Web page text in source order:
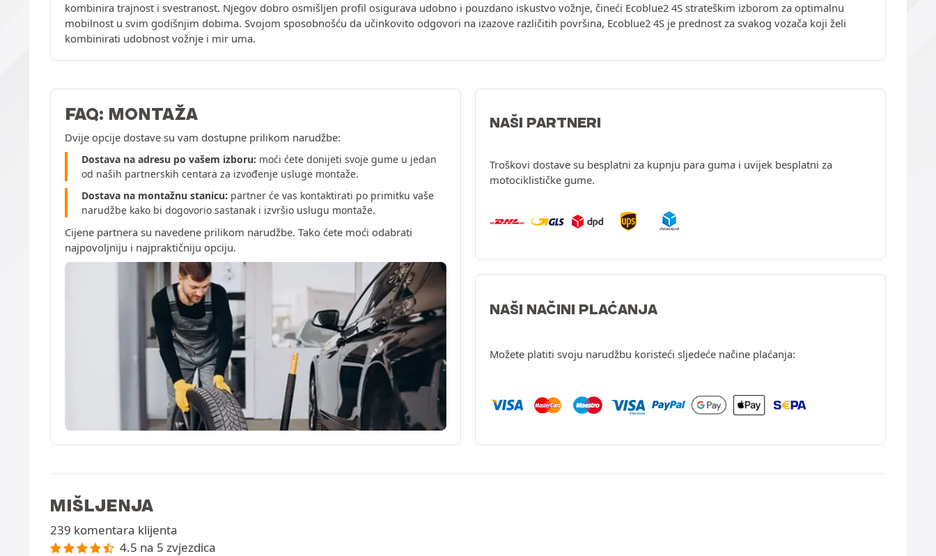
kombinira trajnost i svestranost. Njegov dobro osmišljen profil osigurava udobno i pouzdano iskustvo vožnje, čineći Ecoblue2 4S strateškim izborom za optimalnu
mobilnost u svim godišnjim dobima. Svojom sposobnošću da učinkovito odgovori na izazove različitih površina, Ecoblue2 4S je prednost za svakog vozača koji želi
kombinirati udobnost vožnje i mir uma.
FAQ: MONTAŽA
Dvije opcije dostave su vam dostupne prilikom narudžbe:
Dostava na adresu po vašem izboru: moći ćete donijeti svoje gume u jedan
od naših partnerskih centara za izvođenje usluge montaže.
Dostava na montažnu stanicu: partner će vas kontaktirati po primitku vaše
narudžbe kako bi dogovorio sastanak i izvršio uslugu montaže.
Cijene partnera su navedene prilikom narudžbe. Tako ćete moći odabrati
najpovoljniju i najpraktičniju opciju.
NAŠI PARTNERI
Troškovi dostave su besplatni za kupnju para guma i uvijek besplatni za
motociklističke gume.
NAŠI NAČINI PLAĆANJA
Možete platiti svoju narudžbu koristeći sljedeće načine plaćanja:
MIŠLJENJA
239 komentara klijenta
4.5 na 5 zvjezdica